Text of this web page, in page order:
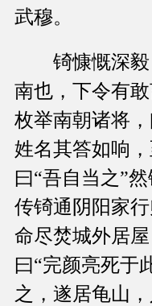
武穆。
锜慷慨深毅
南也，下令有敢
枚举南朝诸将
姓名其答如响
曰“吾自当之”
传锜通阴阳家
命尽焚城外居
曰“完颜亮死于
之，遂居龟山